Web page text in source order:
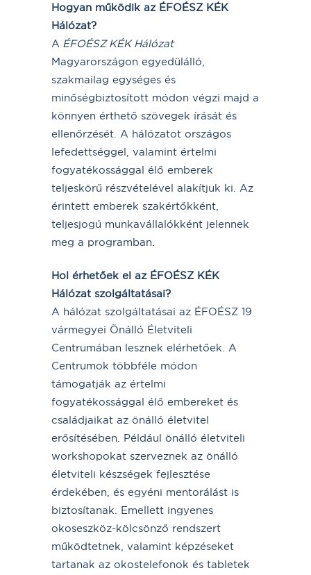
Hogyan működik az ÉFOÉSZ KÉK
Hálózat?
A ÉFOÉSZ KÉK Hálózat
Magyarországon egyedülálló,
szakmailag egységes és
minőségbiztosított módon végzi majd a
könnyen érthető szövegek írását és
ellenőrzését. A hálózatot országos
lefedettséggel, valamint értelmi
fogyatékossággal élő emberek
teljeskörű részvételével alakítjuk ki. Az
érintett emberek szakértőkként,
teljesjogú munkavállalókként jelennek
meg a programban.
Hol érhetőek el az ÉFOÉSZ KÉK
Hálózat szolgáltatásai?
A hálózat szolgáltatásai az ÉFOÉSZ 19
vármegyei Önálló Életviteli
Centrumában lesznek elérhetőek. A
Centrumok többféle módon
támogatják az értelmi
fogyatékossággal élő embereket és
családjaikat az önálló életvitel
erősítésében. Például önálló életviteli
workshopokat szerveznek az önálló
életviteli készségek fejlesztése
érdekében, és egyéni mentorálást is
biztosítanak. Emellett ingyenes
okoseszköz-kölcsönző rendszert
működtetnek, valamint képzéseket
tartanak az okostelefonok és tabletek